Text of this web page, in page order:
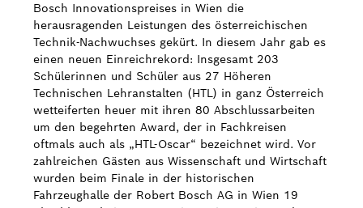
Bosch Innovationspreises in Wien die
herausragenden Leistungen des österreichischen
Technik-Nachwuchses gekürt. In diesem Jahr gab es
einen neuen Einreichrekord: Insgesamt 203
Schülerinnen und Schüler aus 27 Höheren
Technischen Lehranstalten (HTL) in ganz Österreich
wetteiferten heuer mit ihren 80 Abschlussarbeiten
um den begehrten Award, der in Fachkreisen
oftmals auch als „HTL-Oscar“ bezeichnet wird. Vor
zahlreichen Gästen aus Wissenschaft und Wirtschaft
wurden beim Finale in der historischen
Fahrzeughalle der Robert Bosch AG in Wien 19